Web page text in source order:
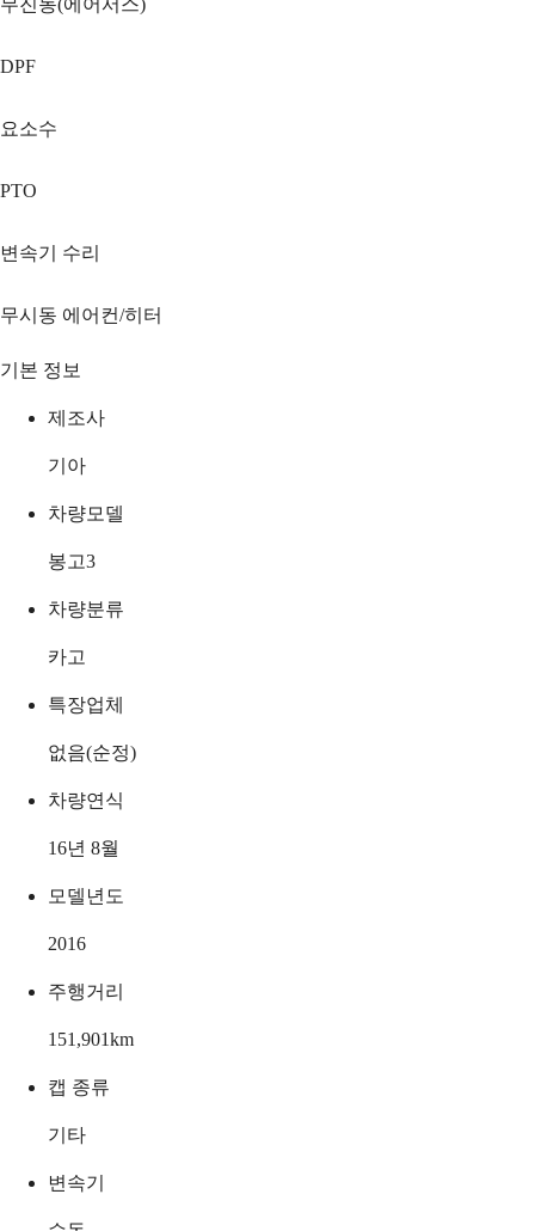
무진동(에어서스)
DPF
요소수
PTO
변속기 수리
무시동 에어컨/히터
기본 정보
제조사
기아
차량모델
봉고3
차량분류
카고
특장업체
없음(순정)
차량연식
16년 8월
모델년도
2016
주행거리
151,901km
캡 종류
기타
변속기